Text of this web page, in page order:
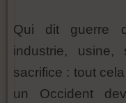
Qui dit guerre
industrie, usine,
sacrifice : tout
un Occident